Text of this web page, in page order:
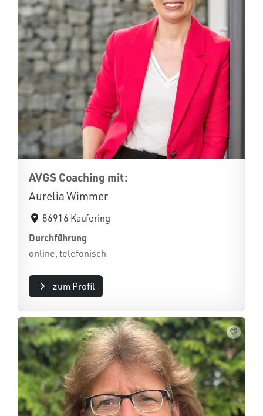
AVGS Coaching mit:
Aurelia Wimmer
86916 Kaufering
Durchführung
online, telefonisch
zum Profil